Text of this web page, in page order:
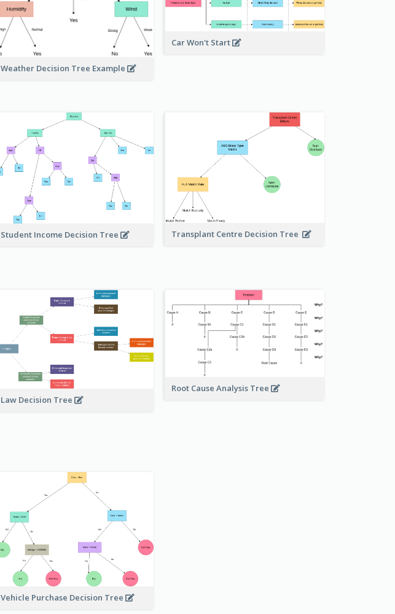
Weather Decision Tree Example
Car Won't Start
Student Income Decision Tree Transplant Centre Decision Tree
Law Decision Tree
Root Cause Analysis Tree
Vehicle Purchase Decision Tree